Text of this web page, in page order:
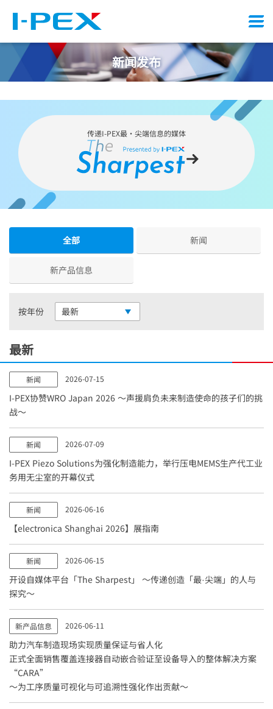
新闻发布
传递I-PEX最・尖端信息的媒体
全部 新闻
新产品信息
按年份 最新
最新
新闻 2026-07-15
I-PEX协赞WRO Japan 2026 ～声援肩负未来制造使命的孩子们的挑
战～
新闻 2026-07-09
I-PEX Piezo Solutions为强化制造能力，举行压电MEMS生产代工业
务用无尘室的开幕仪式
新闻 2026-06-16
【electronica Shanghai 2026】展指南
新闻 2026-06-15
开设自媒体平台「The Sharpest」 ～传递创造「最·尖端」的人与
探究～
新产品信息 2026-06-11
助力汽车制造现场实现质量保证与省人化
正式全面销售覆盖连接器自动嵌合验证至设备导入的整体解决方案
“CARA”
～为工序质量可视化与可追溯性强化作出贡献～